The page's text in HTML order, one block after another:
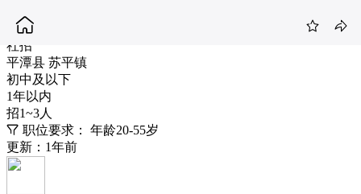
保安
3-4K
社招
平潭县 苏平镇
初中及以下
1年以内
招1~3人
职位要求：
年龄20-55岁
更新：1年前